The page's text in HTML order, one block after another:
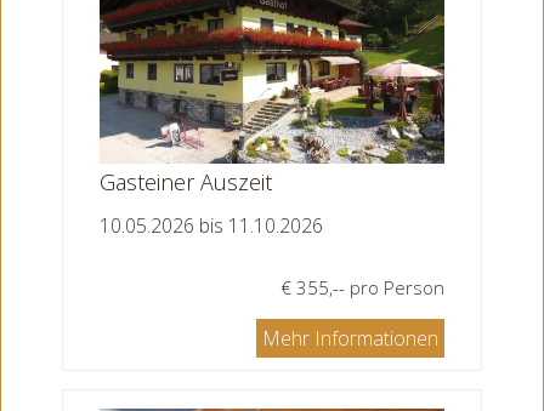
Gasteiner Auszeit
10.05.2026 bis 11.10.2026
€ 355,-- pro Person
Mehr Informationen